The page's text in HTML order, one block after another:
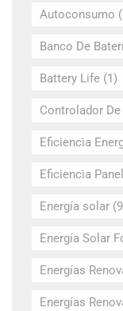
Autoconsumo
Banco De
Battery Life (1)
Controlador De
Eficiencia
Eficiencia
Energía solar
Energía Solar
Energías
Energías